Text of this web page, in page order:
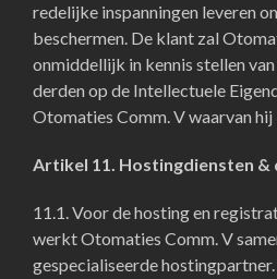
redelijke inspanningen leveren
beschermen. De klant zal
onmiddellijk in kennis stellen
derden op de Intellectuele
Otomaties Comm. V waarvan hij
Artikel 11. Hostingdiensten &
11.1. Voor de hosting en
werkt Otomaties Comm. V
gespecialiseerde